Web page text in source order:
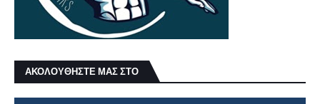
ΑΚΟΛΟΥΘΗΣΤΕ ΜΑΣ ΣΤΟ